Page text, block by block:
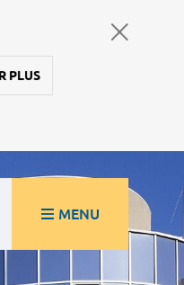
PLUS
MENU